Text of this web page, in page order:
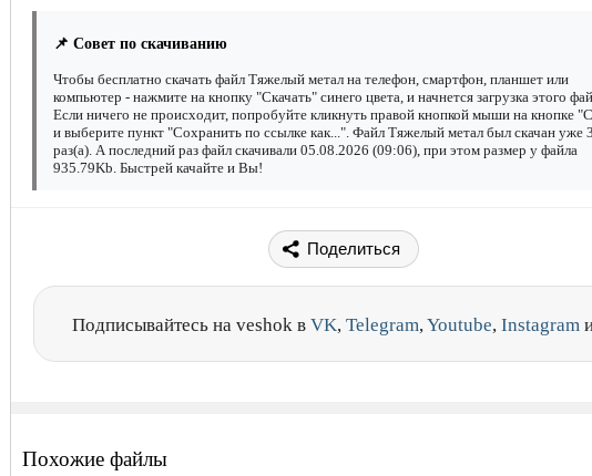
📌 Совет по скачиванию
Чтобы бесплатно скачать файл Тяжелый метал на телефон, смартфон, планшет или
компьютер - нажмите на кнопку "Скачать" синего цвета, и начнется загрузка этого
Если ничего не происходит, попробуйте кликнуть правой кнопкой мыши на кнопке
и выберите пункт "Сохранить по ссылке как...". Файл Тяжелый метал был скачан уже
раз(а). А последний раз файл скачивали 05.08.2026 (09:06), при этом размер у файла
935.79Kb. Быстрей качайте и Вы!
Поделиться
Подписывайтесь на veshok в VK, Telegram,Youtube, Instagram
Похожие файлы